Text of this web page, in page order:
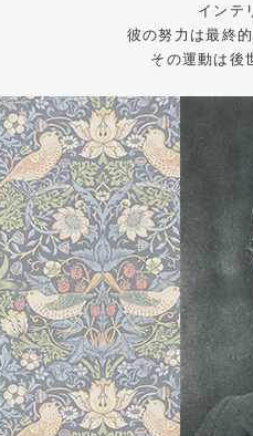
インテ
彼の努力は最終
その運動は後